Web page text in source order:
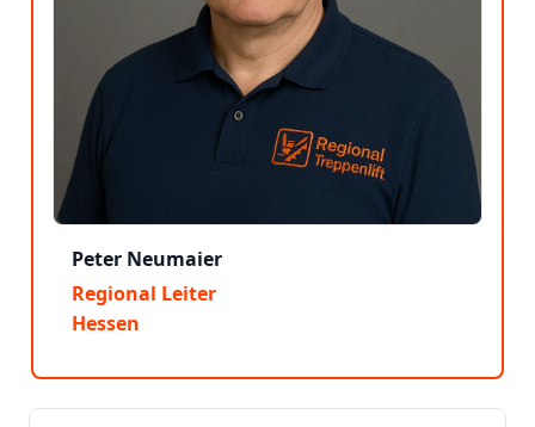
Peter Neumaier
Regional Leiter
Hessen